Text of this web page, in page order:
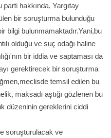
hakkında, Yargıtay
bir soruşturma bulunduğu
bilgi bulunmamaktadır.Yani,bu
olduğu ve suç odağı haline
bir iddia ve saptaması da
gerektirecek bir soruşturma
temsil edilen bu
maksadı aştığı gözlenen bu
düzeninin gereklerini ciddi
soruşturulacak ve